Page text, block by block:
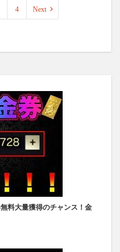
4 Next
料大量獲得のチャンス！金